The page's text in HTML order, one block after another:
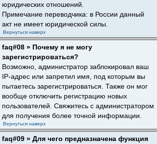
юридических отношений.
Примечание переводчика: в России данный
акт не имеет юридической силы.
Вернуться наверх
faq#08 » Почему я не могу
зарегистрироваться?
Возможно, администратор заблокировал ваш
IP-адрес или запретил имя, под которым вы
пытаетесь зарегистрироваться. Также он мог
вообще отключить регистрацию новых
пользователей. Свяжитесь с администратором
для получения более точной информации.
Вернуться наверх
faq#09 » Для чего предназначена функция